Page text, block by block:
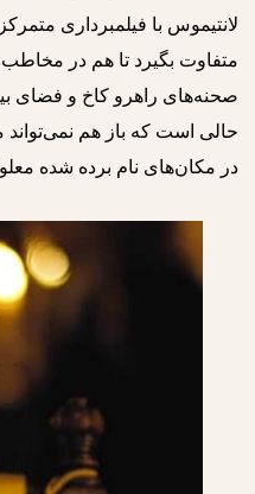
لانتیموس با فیلمبرداری
متفاوت بگیرد تا هم در
صحنه‌های راهرو کاخ و فضای
حالی است که باز هم
در مکان‌های نام برده شده